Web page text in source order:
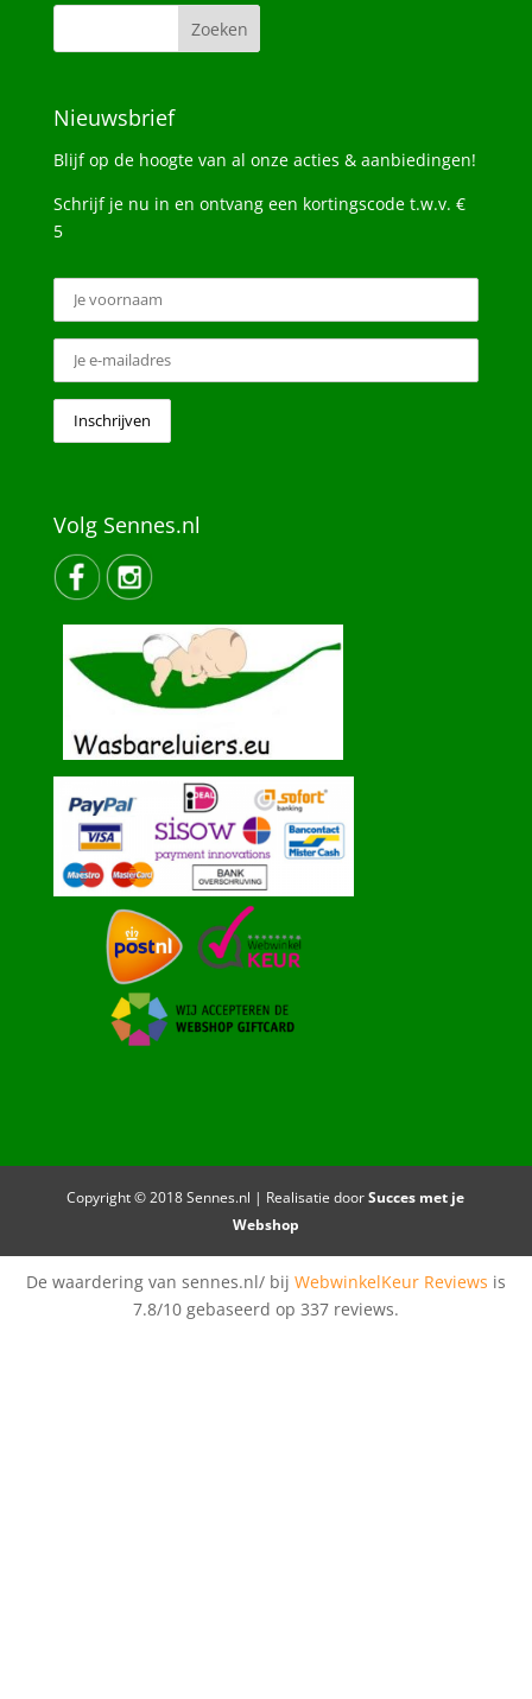
Nieuwsbrief
Blijf op de hoogte van al onze acties & aanbiedingen!
Schrijf je nu in en ontvang een kortingscode t.w.v. €
5
Volg Sennes.nl
Copyright © 2018 Sennes.nl | Realisatie doorSucces met je
Webshop
De waardering van sennes.nl/ bij WebwinkelKeur Reviews is
7.8/10 gebaseerd op 337 reviews.